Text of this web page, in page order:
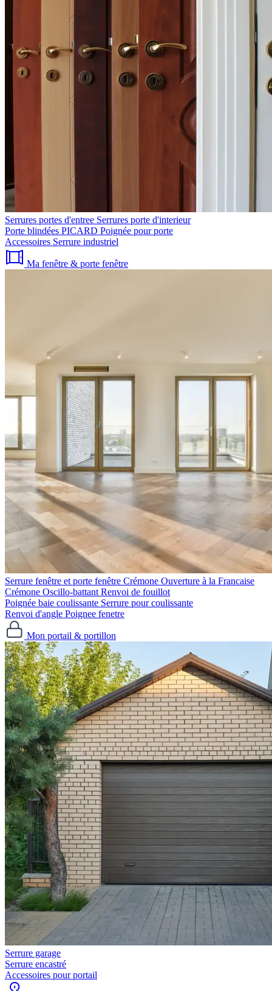
Serrures portes d'entree Serrures porte d'interieur
Porte blindées PICARD Poignée pour porte
Accessoires Serrure industriel
Ma fenêtre & porte fenêtre
Serrure fenêtre et porte fenêtre
Crémone Ouverture à la Francaise
Crémone Oscillo-battant Renvoi de fouillot
Poignée baie coulissante Serrure pour coulissante
Renvoi d'angle Poignee fenetre
Mon portail & portillon
Serrure garage
Serrure encastré
Accessoires pour portail